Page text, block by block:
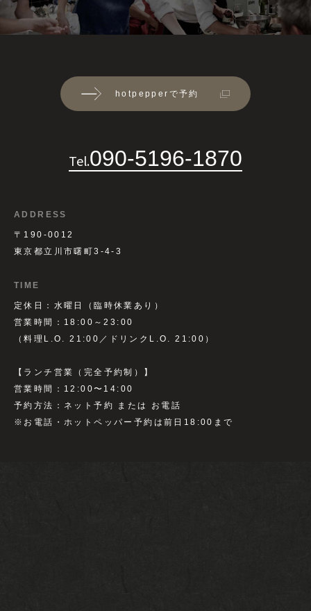
hotpepperで予約
Tel.090-5196-1870
ADDRESS
〒190-0012
東京都立川市曙町3-4-3
TIME
定休日：水曜日（臨時休業あり）
営業時間：18:00～23:00
（料理L.O. 21:00／ドリンクL.O. 21:00）
【ランチ営業（完全予約制）】
営業時間：12:00〜14:00
予約方法：ネット予約 または お電話
※お電話・ホットペッパー予約は前日18:00まで